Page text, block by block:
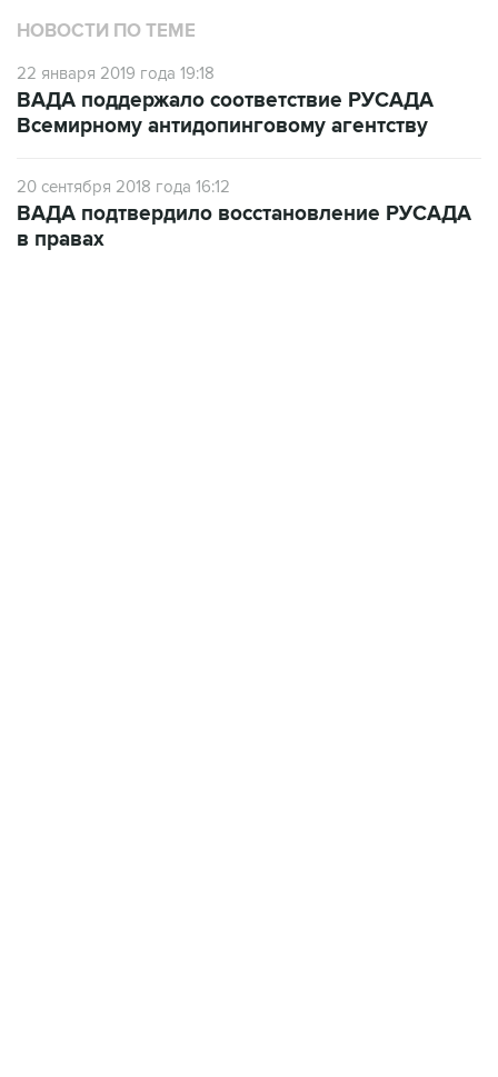
НОВОСТИ ПО ТЕМЕ
22 января 2019 года 19:18
ВАДА поддержало соответствие РУСАДА
Всемирному антидопинговому агентству
20 сентября 2018 года 16:12
ВАДА подтвердило восстановление РУСАДА
в правах